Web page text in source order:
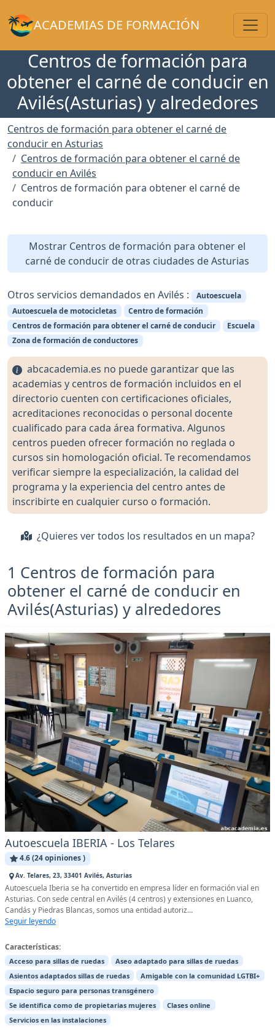
ACADEMIAS DE FORMACIÓN
Centros de formación para
obtener el carné de conducir en
Avilés(Asturias) y alrededores
Centros de formación para obtener el carné de
conducir en Asturias
Centros de formación para obtener el carné de
conducir en Avilés
Centros de formación para obtener el carné de
conducir
Mostrar Centros de formación para obtener el
carné de conducir de otras ciudades de Asturias
Otros servicios demandados en Avilés :
Autoescuela
Autoescuela de motocicletas
Centro de formación
Centros de formación para obtener el carné de conducir
Escuela
Zona de formación de conductores
abcacademia.es no puede garantizar que las
academias y centros de formación incluidos en el
directorio cuenten con certificaciones oficiales,
acreditaciones reconocidas o personal docente
cualificado para cada área formativa. Algunos
centros pueden ofrecer formación no reglada o
cursos sin homologación oficial. Te recomendamos
verificar siempre la especialización, la calidad del
programa y la experiencia del centro antes de
inscribirte en cualquier curso o formación.
¿Quieres ver todos los resultados en un mapa?
1 Centros de formación para
obtener el carné de conducir en
Avilés(Asturias) y alrededores
Autoescuela IBERIA - Los Telares
4.6 (24 opiniones )
Av. Telares, 23, 33401 Avilés, Asturias
Autoescuela Iberia se ha convertido en empresa líder en formación vial en
Asturias. Con sede central en Avilés (4 centros) y extensiones en Luanco,
Candás y Piedras Blancas, somos una entidad autoriz...
Seguir leyendo
Características:
Acceso para sillas de ruedas
Aseo adaptado para sillas de ruedas
Asientos adaptados sillas de ruedas
Amigable con la comunidad LGTBI+
Espacio seguro para personas transgénero
Se identifica como de propietarias mujeres
Clases online
Servicios en las instalaciones